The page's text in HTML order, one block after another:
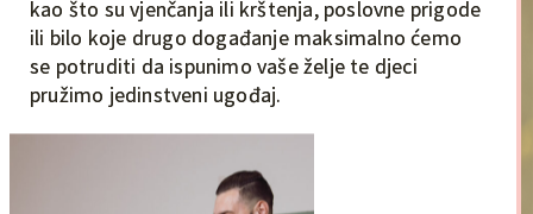
kao što su vjenčanja ili krštenja, poslovne prigode
ili bilo koje drugo događanje maksimalno ćemo
se potruditi da ispunimo vaše želje te djeci
pružimo jedinstveni ugođaj.